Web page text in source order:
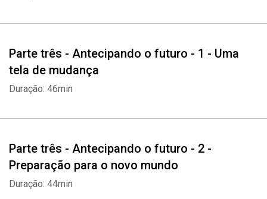
Parte três - Antecipando o futuro - 1 - Uma
tela de mudança
Duração: 46min
Parte três - Antecipando o futuro - 2 -
Preparação para o novo mundo
Duração: 44min